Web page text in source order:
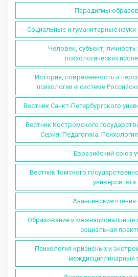
Парадигмы
Социальные и гуманитарные
Человек, субъект,
психологических
История, современность и
психологии в системе
Вестник Санкт-Петербургского
Вестник Костромского
Серия: Педагогика.
Евразийский союз
Вестник Томского
университета
Ананьевские чтения
Образование и межнациональные
социальная
Психология кризисных и
междисциплинарный